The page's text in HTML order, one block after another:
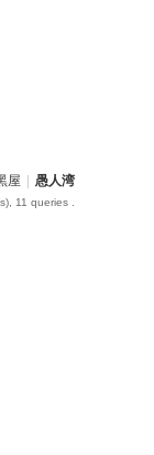
屋 愚人湾
11 queries .